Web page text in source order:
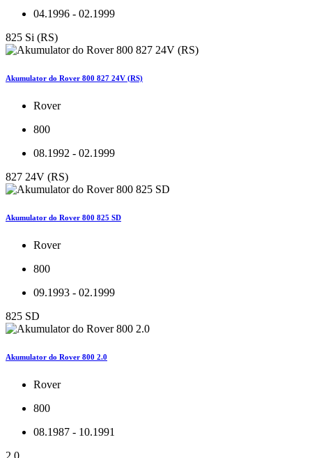
04.1996 - 02.1999
825 Si (RS)
Akumulator do Rover 800 827 24V (RS)
Rover
800
08.1992 - 02.1999
827 24V (RS)
Akumulator do Rover 800 825 SD
Rover
800
09.1993 - 02.1999
825 SD
Akumulator do Rover 800 2.0
Rover
800
08.1987 - 10.1991
2.0